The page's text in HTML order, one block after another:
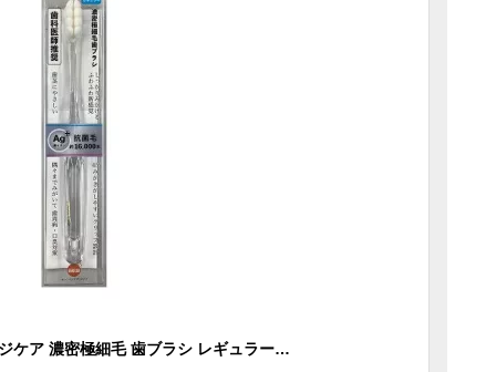
【5個セット】オレンジケア 濃密極細毛 歯ブラシ レギュラー 1本入×5個セット 【正規品】【t-8】